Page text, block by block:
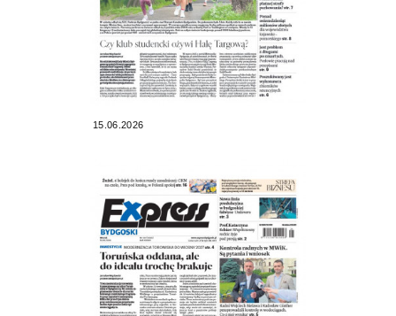
15.06.2026